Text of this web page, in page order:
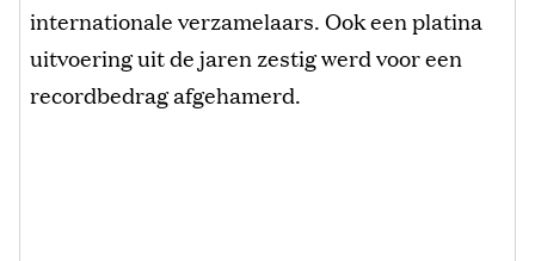
internationale verzamelaars. Ook een platina
uitvoering uit de jaren zestig werd voor een
recordbedrag afgehamerd.